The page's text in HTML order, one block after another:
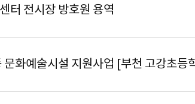
터 전시장 방호원 용역
화예술시설 지원사업 [부천 고강초등